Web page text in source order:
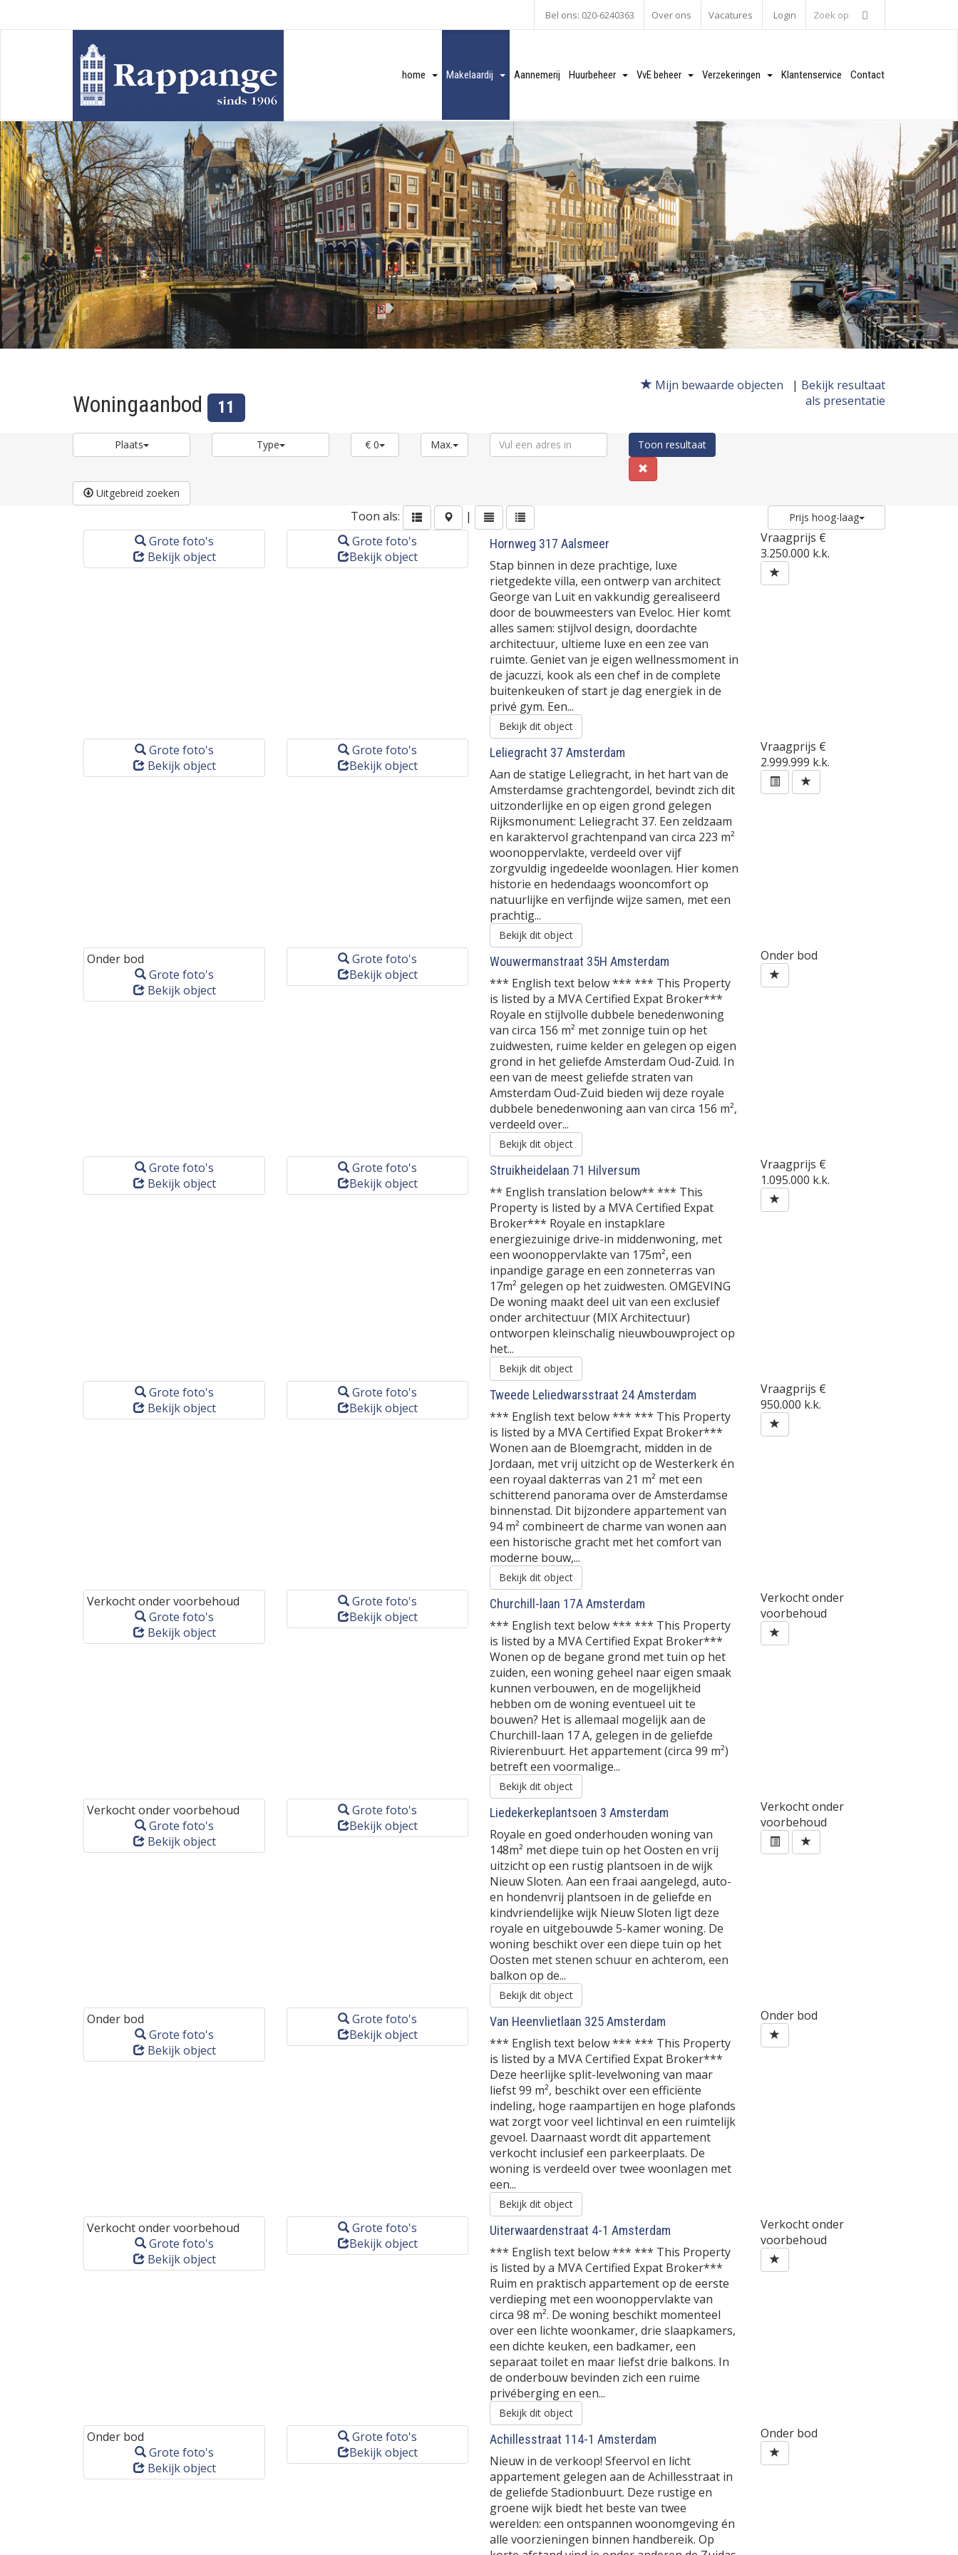
Bel ons: 020-6240363 Over ons Vacatures Login
home Makelaardij Aannemerij Huurbeheer VvE beheer Verzekeringen Klantenservice Contact
Woningaanbod 11
Mijn bewaarde objecten | Bekijk resultaat
als presentatie
Plaats Type € 0 Max. Toon resultaat
Uitgebreid zoeken
Toon als: | Prijs hoog-laag
Grote foto's
Bekijk object
Grote foto's
Bekijk object
Hornweg 317 Aalsmeer
Stap binnen in deze prachtige, luxe
rietgedekte villa, een ontwerp van architect
George van Luit en vakkundig gerealiseerd
door de bouwmeesters van Eveloc. Hier komt
alles samen: stijlvol design, doordachte
architectuur, ultieme luxe en een zee van
ruimte. Geniet van je eigen wellnessmoment in
de jacuzzi, kook als een chef in de complete
buitenkeuken of start je dag energiek in de
privé gym. Een...
Bekijk dit object
Vraagprijs €
3.250.000 k.k.
Grote foto's
Bekijk object
Grote foto's
Bekijk object
Leliegracht 37 Amsterdam
Aan de statige Leliegracht, in het hart van de
Amsterdamse grachtengordel, bevindt zich dit
uitzonderlijke en op eigen grond gelegen
Rijksmonument: Leliegracht 37. Een zeldzaam
en karaktervol grachtenpand van circa 223 m²
woonoppervlakte, verdeeld over vijf
zorgvuldig ingedeelde woonlagen. Hier komen
historie en hedendaags wooncomfort op
natuurlijke en verfijnde wijze samen, met een
prachtig...
Bekijk dit object
Vraagprijs €
2.999.999 k.k.
Onder bod
Grote foto's
Bekijk object
Grote foto's
Bekijk object
Wouwermanstraat 35H Amsterdam
*** English text below *** *** This Property
is listed by a MVA Certified Expat Broker***
Royale en stijlvolle dubbele benedenwoning
van circa 156 m² met zonnige tuin op het
zuidwesten, ruime kelder en gelegen op eigen
grond in het geliefde Amsterdam Oud-Zuid. In
een van de meest geliefde straten van
Amsterdam Oud-Zuid bieden wij deze royale
dubbele benedenwoning aan van circa 156 m²,
verdeeld over...
Bekijk dit object
Onder bod
Grote foto's
Bekijk object
Grote foto's
Bekijk object
Struikheidelaan 71 Hilversum
** English translation below** *** This
Property is listed by a MVA Certified Expat
Broker*** Royale en instapklare
energiezuinige drive-in middenwoning, met
een woonoppervlakte van 175m², een
inpandige garage en een zonneterras van
17m² gelegen op het zuidwesten. OMGEVING
De woning maakt deel uit van een exclusief
onder architectuur (MIX Architectuur)
ontworpen kleinschalig nieuwbouwproject op
het...
Bekijk dit object
Vraagprijs €
1.095.000 k.k.
Grote foto's
Bekijk object
Grote foto's
Bekijk object
Tweede Leliedwarsstraat 24Amsterdam
*** English text below *** *** This Property
is listed by a MVA Certified Expat Broker***
Wonen aan de Bloemgracht, midden in de
Jordaan, met vrij uitzicht op de Westerkerk én
een royaal dakterras van 21 m² met een
schitterend panorama over de Amsterdamse
binnenstad. Dit bijzondere appartement van
94 m² combineert de charme van wonen aan
een historische gracht met het comfort van
moderne bouw,...
Bekijk dit object
Vraagprijs €
950.000 k.k.
Verkocht onder voorbehoud
Grote foto's
Bekijk object
Grote foto's
Bekijk object
Churchill-laan 17AAmsterdam
*** English text below *** *** This Property
is listed by a MVA Certified Expat Broker***
Wonen op de begane grond met tuin op het
zuiden, een woning geheel naar eigen smaak
kunnen verbouwen, en de mogelijkheid
hebben om de woning eventueel uit te
bouwen? Het is allemaal mogelijk aan de
Churchill-laan 17 A, gelegen in de geliefde
Rivierenbuurt. Het appartement (circa 99 m²)
betreft een voormalige...
Bekijk dit object
Verkocht onder
voorbehoud
Verkocht onder voorbehoud
Grote foto's
Bekijk object
Grote foto's
Bekijk object
Liedekerkeplantsoen 3 Amsterdam
Royale en goed onderhouden woning van
148m² met diepe tuin op het Oosten en vrij
uitzicht op een rustig plantsoen in de wijk
Nieuw Sloten. Aan een fraai aangelegd, auto-
en hondenvrij plantsoen in de geliefde en
kindvriendelijke wijk Nieuw Sloten ligt deze
royale en uitgebouwde 5-kamer woning. De
woning beschikt over een diepe tuin op het
Oosten met stenen schuur en achterom, een
balkon op de...
Bekijk dit object
Verkocht onder
voorbehoud
Onder bod
Grote foto's
Bekijk object
Grote foto's
Bekijk object
Van Heenvlietlaan 325Amsterdam
*** English text below *** *** This Property
is listed by a MVA Certified Expat Broker***
Deze heerlijke split-levelwoning van maar
liefst 99 m², beschikt over een efficiënte
indeling, hoge raampartijen en hoge plafonds
wat zorgt voor veel lichtinval en een ruimtelijk
gevoel. Daarnaast wordt dit appartement
verkocht inclusief een parkeerplaats. De
woning is verdeeld over twee woonlagen met
een...
Bekijk dit object
Onder bod
Verkocht onder voorbehoud
Grote foto's
Bekijk object
Grote foto's
Bekijk object
Uiterwaardenstraat 4-1 Amsterdam
*** English text below *** *** This Property
is listed by a MVA Certified Expat Broker***
Ruim en praktisch appartement op de eerste
verdieping met een woonoppervlakte van
circa 98 m². De woning beschikt momenteel
over een lichte woonkamer, drie slaapkamers,
een dichte keuken, een badkamer, een
separaat toilet en maar liefst drie balkons. In
de onderbouw bevinden zich een ruime
privéberging en een...
Bekijk dit object
Verkocht onder
voorbehoud
Onder bod
Grote foto's
Bekijk object
Grote foto's
Bekijk object
Achillesstraat 114-1 Amsterdam
Nieuw in de verkoop! Sfeervol en licht
appartement gelegen aan de Achillesstraat in
de geliefde Stadionbuurt. Deze rustige en
groene wijk biedt het beste van twee
werelden: een ontspannen woonomgeving én
alle voorzieningen binnen handbereik. Op
Onder bod